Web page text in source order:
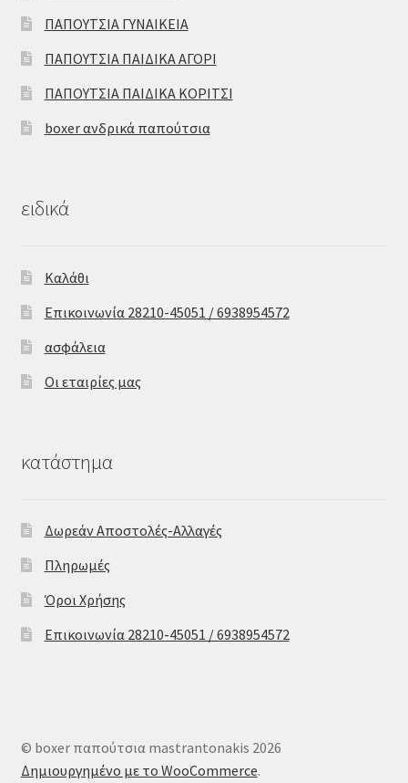
ΠΑΠΟΥΤΣΙΑ ΓΥΝΑΙΚΕΙΑ
ΠΑΠΟΥΤΣΙΑ ΠΑΙΔΙΚΑ ΑΓΟΡΙ
ΠΑΠΟΥΤΣΙΑ ΠΑΙΔΙΚΑ ΚΟΡΙΤΣΙ
boxer ανδρικά παπούτσια
ειδικά
Καλάθι
Επικοινωνία 28210-45051 / 6938954572
ασφάλεια
Οι εταιρίες μας
κατάστημα
Δωρεάν Αποστολές-Αλλαγές
Πληρωμές
Όροι Χρήσης
Επικοινωνία 28210-45051 / 6938954572
© boxer παπούτσια mastrantonakis 2026
Δημιουργημένο με το WooCommerce.